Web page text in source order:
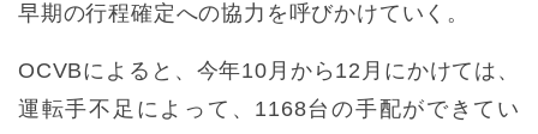
早期の行程確定への協力を呼びかけていく。
OCVBによると、今年10月から12月にかけては、
運転手不足によって、1168台の手配ができてい